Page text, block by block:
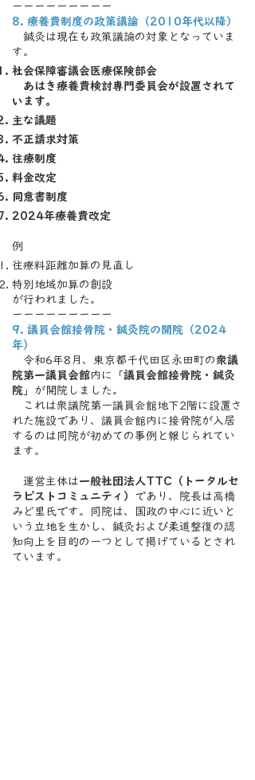
ーーーーーーーーー
8. 療養費制度の政策議論（2010年代以降）
鍼灸は現在も政策議論の対象となっていま
す。
社会保障審議会医療保険部会
あはき療養費検討専門委員会が設置されて
います。
主な議題
不正請求対策
往療制度
料金改定
同意書制度
2024年療養費改定
例
往療料距離加算の見直し
特別地域加算の創設
が行われました。
ーーーーーーーーー
9. 議員会館接骨院・鍼灸院の開院（2024
年）
令和6年8月、東京都千代田区永田町の衆議
院第一議員会館内に「 議員会館接骨院・鍼灸
院 」が開院しました。
これは衆議院第一議員会館地下2階に設置さ
れた施設であり、議員会館内に接骨院が入居
するのは同院が初めての事例と報じられてい
ます。
運営主体は一般社団法人TTC（トータルセ
ラピストコミュニティ） であり、院長は高橋
みど里氏です。
同院は、国政の中心に近いと
いう立地を生かし、鍼灸および柔道整復の認
知向上を目的の一つとして掲げているとされ
ています。